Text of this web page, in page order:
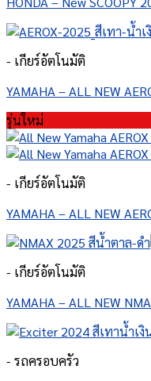
- เกียร์อัตโนมัติ
YAMAHA – ALL NEW
รุ่นใหม่
- เกียร์อัตโนมัติ
YAMAHA – ALL NEW
- เกียร์อัตโนมัติ
YAMAHA – ALL NEW
- รถครอบครัว